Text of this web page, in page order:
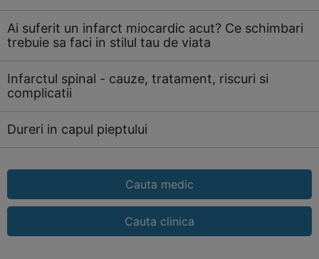
Ai suferit un infarct miocardic acut? Ce schimbari
trebuie sa faci in stilul tau de viata
Infarctul spinal - cauze, tratament, riscuri si
complicatii
Dureri in capul pieptului
Cauta medic
Cauta clinica